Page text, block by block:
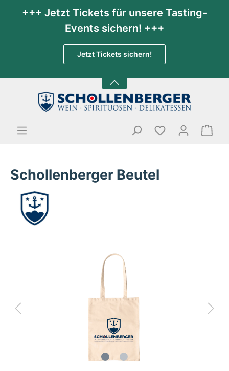
+++ Jetzt Tickets für unsere Tasting-
Events sichern! +++
Jetzt Tickets sichern!
Schollenberger Beutel